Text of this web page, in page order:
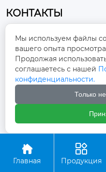
КОНТАКТЫ

Промышленный
район Чжоуцунь,
Шаньдун
winston-
+86-13806434669
 +86 13806434669
Copyright ©ООО Зибо

Главная

Продукция
Мы используем файлы
вашего опыта
Продолжая
соглашаетесь с нашей
конфиденциальности.
Только